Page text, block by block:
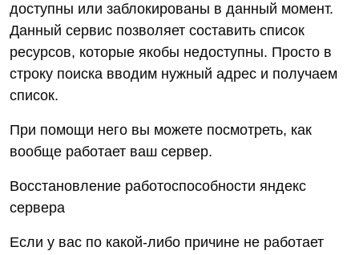
доступны или заблокированы в данный момент.
Данный сервис позволяет составить список
ресурсов, которые якобы недоступны. Просто в
строку поиска вводим нужный адрес и получаем
список.
При помощи него вы можете посмотреть, как
вообще работает ваш сервер.
Восстановление работоспособности яндекс
сервера
Если у вас по какой-либо причине не работает